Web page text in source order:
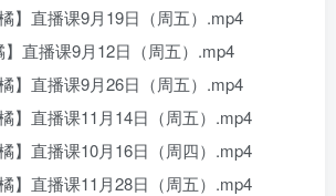
】直播课9月19日（周五）.mp4
直播课9月12日（周五）.mp4
】直播课9月26日（周五）.mp4
】直播课11月14日（周五）.mp4
】直播课10月16日（周四）.mp4
】直播课11月28日（周五）.mp4